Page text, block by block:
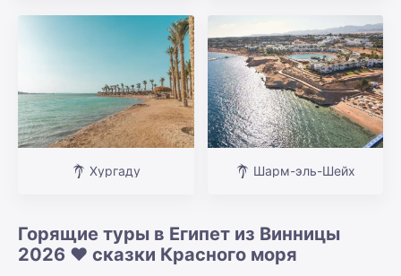
Хургаду Шарм-эль-Шейх
Горящие туры в Египет из Винницы
2026 ❤️ сказки Красного моря